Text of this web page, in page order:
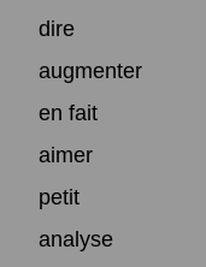
dire
augmenter
en fait
aimer
petit
analyse